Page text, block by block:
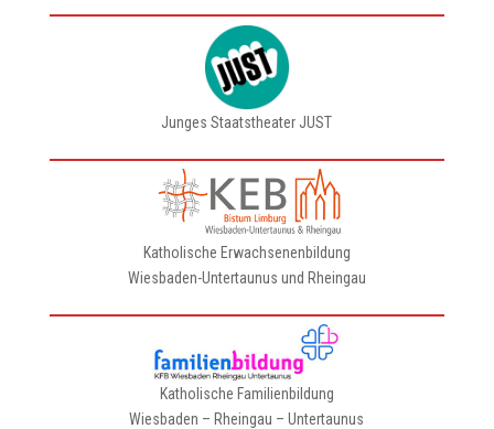
Junges Staatstheater JUST
Katholische Erwachsenenbildung
Wiesbaden-Untertaunus und Rheingau
Katholische Familienbildung
Wiesbaden – Rheingau – Untertaunus